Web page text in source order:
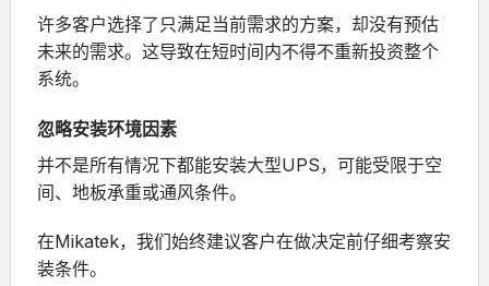
许多客户选择了只满足当前需求的方案，却没有预估
未来的需求。这导致在短时间内不得不重新投资整个
系统。
忽略安装环境因素
并不是所有情况下都能安装大型UPS，可能受限于空
间、地板承重或通风条件。
在Mikatek，我们始终建议客户在做决定前仔细考察安
装条件。